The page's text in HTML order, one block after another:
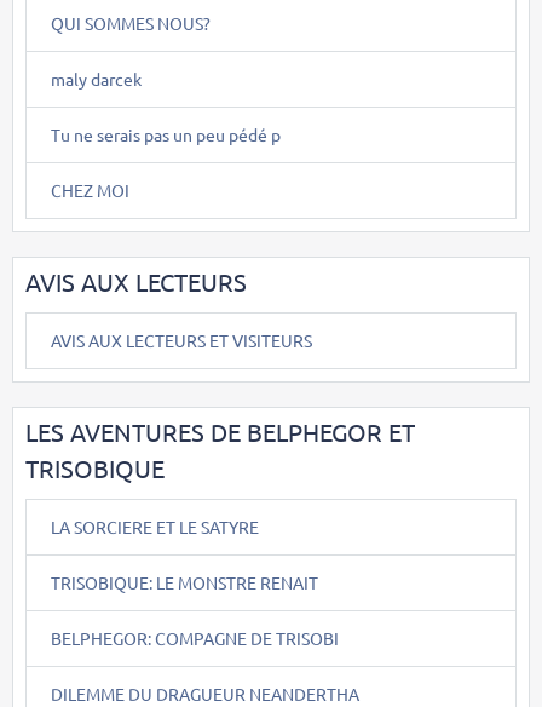
QUI SOMMES NOUS?
maly darcek
Tu ne serais pas un peu pédé p
CHEZ MOI
AVIS AUX LECTEURS
AVIS AUX LECTEURS ET VISITEURS
LES AVENTURES DE BELPHEGOR ET
TRISOBIQUE
LA SORCIERE ET LE SATYRE
TRISOBIQUE: LE MONSTRE RENAIT
BELPHEGOR: COMPAGNE DE TRISOBI
DILEMME DU DRAGUEUR NEANDERTHA